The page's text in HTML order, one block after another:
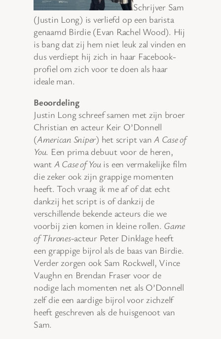
Schrijver Sam
(Justin Long) is verliefd op een barista
genaamd Birdie (Evan Rachel Wood). Hij
is bang dat zij hem niet leuk zal vinden en
dus verdiept hij zich in haar Facebook-
profiel om zich voor te doen als haar
ideale man.
Beoordeling
Justin Long schreef samen met zijn broer
Christian en acteur Keir O’Donnell
(American Sniper) het script vanA Case of
You. Een prima debuut voor de heren,
want A Case of Youis een vermakelijke film
die zeker ook zijn grappige momenten
heeft. Toch vraag ik me af of dat echt
dankzij het script is of dankzij de
verschillende bekende acteurs die we
voorbij zien komen in kleine rollen. Game
of Thrones-acteur Peter Dinklage heeft
een grappige bijrol als de baas van Birdie.
Verder zorgen ook Sam Rockwell, Vince
Vaughn en Brendan Fraser voor de
nodige lach momenten net als O’Donnell
zelf die een aardige bijrol voor zichzelf
heeft geschreven als de huisgenoot van
Sam.